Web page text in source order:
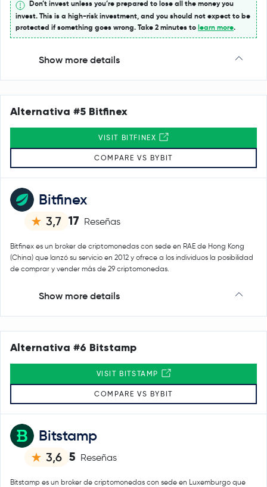
Don’t invest unless you’re prepared to lose all the money you
invest. This is a high-risk investment, and you should not expect to be
protected if something goes wrong. Take 2 minutes to learn more.
Show more details
Bitfinex
3,7 17 Reseñas
Bitfinex es un broker de criptomonedas con sede en RAE de Hong Kong
(China) que lanzó su servicio en 2012 y ofrece a los individuos la posibilidad
de comprar y vender más de 29 criptomonedas.
Show more details
Alternativa #5 Bitfinex
VISIT BITFINEX
COMPARE VS BYBIT
Bitstamp
3,6 5 Reseñas
Bitstamp es un broker de criptomonedas con sede en Luxemburgo que
Alternativa #6 Bitstamp
VISIT BITSTAMP
COMPARE VS BYBIT